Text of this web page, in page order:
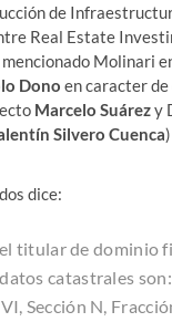
de
Real Estate
Molinari
Dono en caracter
Marcelo Suárezy
Silvero Cuenca
dice:
titular de dominio
catastrales son:
Sección N,